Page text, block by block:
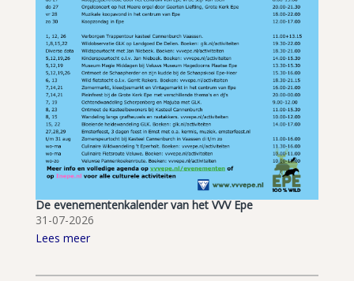
De evenementenkalender van het VVV Epe
31-07-2026
Lees meer